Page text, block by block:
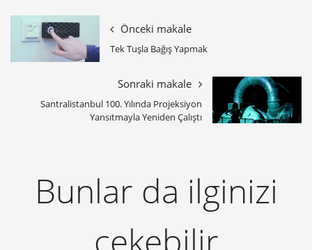
Önceki makale
Tek Tuşla Bağış Yapmak
Sonraki makale
Santralistanbul 100. Yılında Projeksiyon
Yansıtmayla Yeniden Çalıştı
Bunlar da ilginizi
çekebilir